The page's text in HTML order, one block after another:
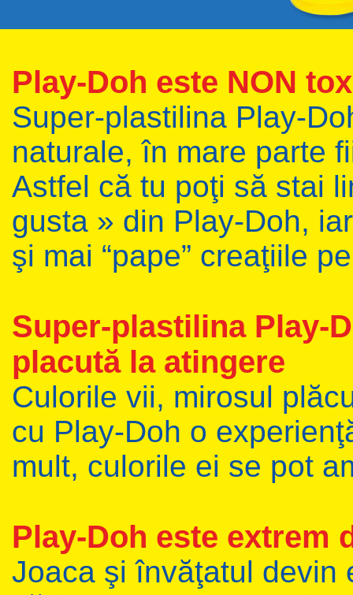
Play-Doh este NON
Super-plastilina Play-
naturale, în mare parte
Astfel că tu poţi să stai
gusta » din Play-Doh,
şi mai “pape” creaţiile
Super-plastilina Play-
placută la atingere
Culorile vii, mirosul
cu Play-Doh o
mult, culorile ei se pot
Play-Doh este extrem
Joaca şi învăţatul devin